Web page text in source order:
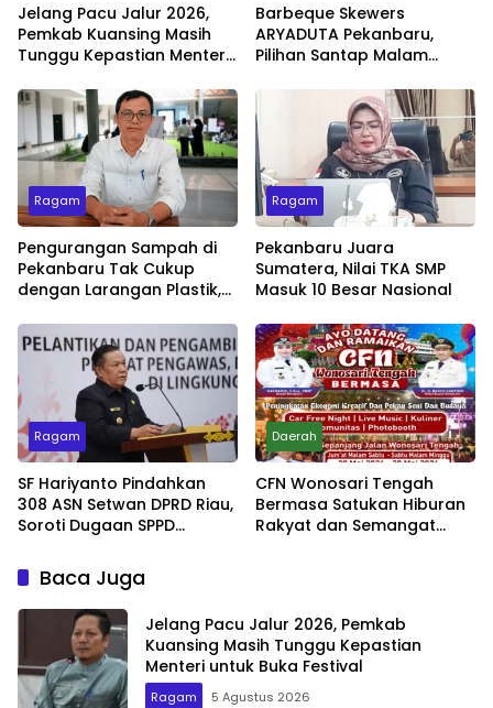
Jelang Pacu Jalur 2026,
Pemkab Kuansing Masih
Tunggu Kepastian Menteri
Barbeque Skewers
ARYADUTA Pekanbaru,
Pilihan Santap Malam
Ragam
Pengurangan Sampah di
Pekanbaru Tak Cukup
dengan Larangan Plastik,
Jadi Penentu
Ragam
Pekanbaru Juara
Sumatera, Nilai TKA SMP
Masuk 10 Besar Nasional
Ragam
SF Hariyanto Pindahkan
308 ASN Setwan DPRD Riau,
Soroti Dugaan SPPD
Daerah
CFN Wonosari Tengah
Bermasa Satukan Hiburan
Rakyat dan Semangat
Baca Juga
Jelang Pacu Jalur 2026, Pemkab
Kuansing Masih Tunggu Kepastian
Menteri untuk Buka Festival
Ragam 5 Agustus 2026